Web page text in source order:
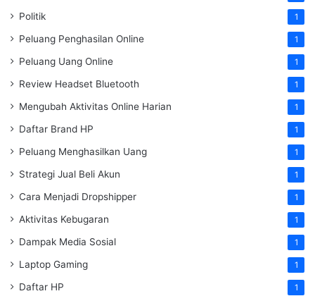
Politik 1
Peluang Penghasilan Online 1
Peluang Uang Online 1
Review Headset Bluetooth 1
Mengubah Aktivitas Online Harian 1
Daftar Brand HP 1
Peluang Menghasilkan Uang 1
Strategi Jual Beli Akun 1
Cara Menjadi Dropshipper 1
Aktivitas Kebugaran 1
Dampak Media Sosial 1
Laptop Gaming 1
Daftar HP 1